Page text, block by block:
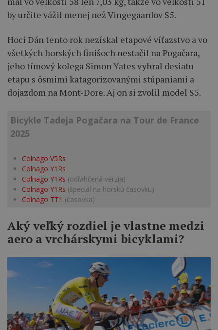
by určite vážil menej než Vingegaardov S5.
Hoci Dán tento rok nezískal etapové víťazstvo a vo
všetkých horských finišoch nestačil na Pogačara,
jeho tímový kolega Simon Yates vyhral desiatu
etapu s ôsmimi katagorizovanými stúpaniami a
dojazdom na Mont-Dore. Aj on si zvolil model S5.
Bicykle Tadeja Pogačara na Tour de France
2025
Colnago V5Rs
Colnago Y1Rs
Colnago Y1Rs (odľahčená verzia)
Colnago Y1Rs (špeciál na horskú časovku)
Colnago TT1 (časovka)
Aký veľký rozdiel je vlastne medzi
aero a vrchárskymi bicyklami?